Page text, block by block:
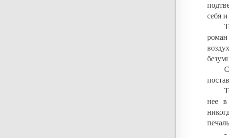
себя
роман
нее в
-